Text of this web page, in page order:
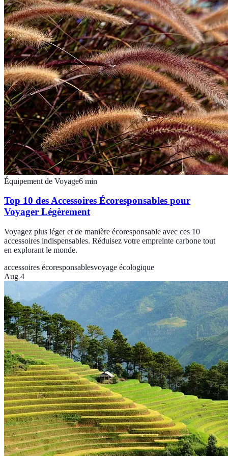
Équipement de Voyage6 min
Top 10 des Accessoires Écoresponsables pour
Voyager Légèrement
Voyagez plus léger et de manière écoresponsable avec ces 10
accessoires indispensables. Réduisez votre empreinte carbone tout
en explorant le monde.
accessoires écoresponsablesvoyage écologique
Aug 4